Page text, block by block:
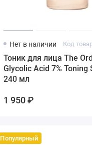
Нет в наличии Код
Тоник для лица The
Glycolic Acid 7% Toning
240 мл
1 950 ₽
Популярный